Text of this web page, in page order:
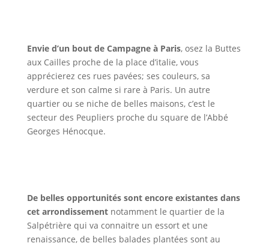
Envie d’un bout de Campagne à Paris, osez la Buttes
aux Cailles proche de la place d’italie, vous
apprécierez ces rues pavées; ses couleurs, sa
verdure et son calme si rare à Paris. Un autre
quartier ou se niche de belles maisons, c’est le
secteur des Peupliers proche du square de l’Abbé
Georges Hénocque.
De belles opportunités sont encore existantes dans
cet arrondissementnotamment le quartier de la
Salpétrière qui va connaitre un essort et une
renaissance, de belles balades plantées sont au